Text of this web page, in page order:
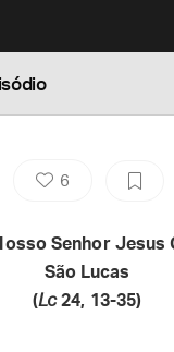
6
Senhor
São Lucas
(Lc24, 13-35)